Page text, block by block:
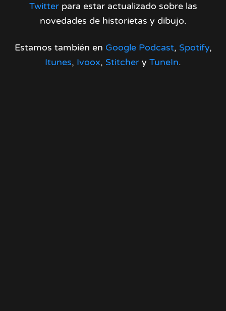
Twitterpara estar actualizado sobre las
novedades de historietas y dibujo.
Estamos también en Google Podcast, Spotify,
Itunes, Ivoox, Stitcher y TuneIn.